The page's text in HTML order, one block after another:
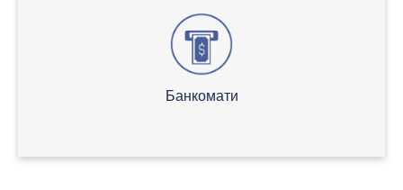
Банкомати